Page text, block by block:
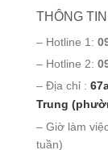
THÔNG
– Hotline 1:
– Hotline 2:
– Địa chỉ :
Trung
– Giờ làm
tuần)